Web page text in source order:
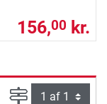
156,00 kr.
Side